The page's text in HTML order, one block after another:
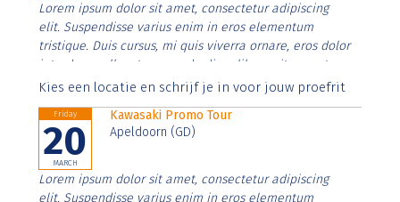
Lorem ipsum dolor sit amet, consectetur adipiscing
elit. Suspendisse varius enim in eros elementum
tristique. Duis cursus, mi quis viverra ornare, eros dolor
interdum nulla, ut commodo diam libero vitae erat.
Aenean faucibus nibh et justo cursus id rutrum lorem
Kies een locatie en schrijf je in voor jouw proefrit
Friday
20
MARCH
Kawasaki Promo Tour
Apeldoorn (GD)
Lorem ipsum dolor sit amet, consectetur adipiscing
elit. Suspendisse varius enim in eros elementum